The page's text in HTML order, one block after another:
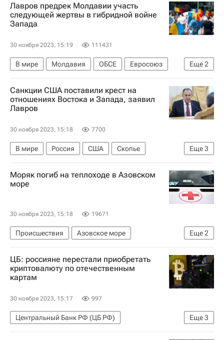
Лавров предрек Молдавии участь
следующей жертвы в гибридной войне
Запада
30 ноября 2023, 15:19 111431
Еще2
В мире Молдавия ОБСЕ
Евросоюз
НАТО
Сергей Лавров
Санкции США поставили крест на
отношениях Востока и Запада, заявил
Лавров
30 ноября 2023, 15:18 7700
Еще3
В мире Россия США
Скопье
Сергей Лавров
Энтони Блинкен ОБСЕ
Моряк погиб на теплоходе в Азовском
море
30 ноября 2023, 15:18 19671
Еще2
Происшествия
Азовское море
Федеральное агентство морского и речного транспорта (Росморречфлот)
Керченский пролив
ЦБ: россияне перестали приобретать
криптовалюту по отечественным
картам
30 ноября 2023, 15:17 997
Еще3
Центральный Банк РФ (ЦБ РФ)
Эльвира Набиуллина
Экономика